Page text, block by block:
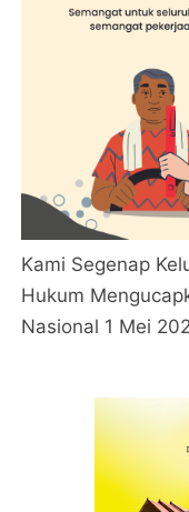
Kami Segenap
Hukum
Nasional 1 Mei